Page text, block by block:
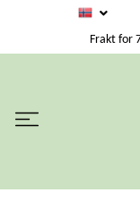
Frakt for